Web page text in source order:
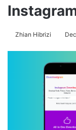
Zhian Hibrizi